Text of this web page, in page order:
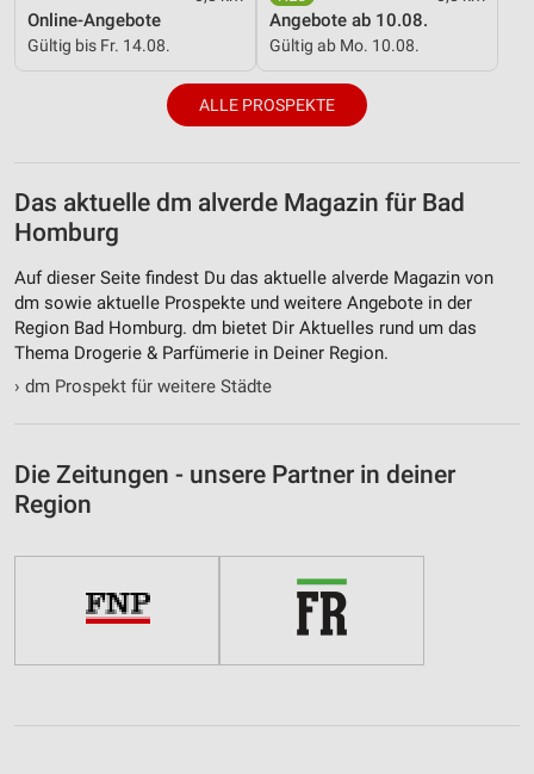
Online-Angebote
Gültig bis Fr. 14.08.
Angebote ab 10.08.
Gültig ab Mo. 10.08.
ALLE PROSPEKTE
Das aktuelle dm alverde Magazin für Bad
Homburg
Auf dieser Seite findest Du das aktuelle alverde Magazin von
dm sowie aktuelle Prospekte und weitere Angebote in der
Region Bad Homburg. dm bietet Dir Aktuelles rund um das
Thema Drogerie & Parfümerie in Deiner Region.
› dm Prospekt für weitere Städte
Die Zeitungen - unsere Partner in deiner
Region
Notwendig